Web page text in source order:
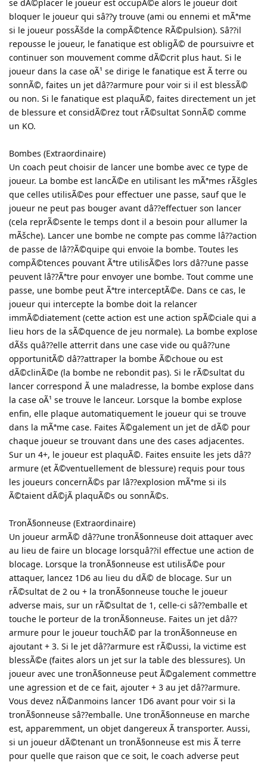
se dÃ©placer le joueur est occupÃ©e alors le joueur doit
bloquer le joueur qui sâ??y trouve (ami ou ennemi et mÃªme
si le joueur possÃšde la compÃ©tence RÃ©pulsion). Sâ??il
repousse le joueur, le fanatique est obligÃ© de poursuivre et
continuer son mouvement comme dÃ©crit plus haut. Si le
joueur dans la case oÃ¹ se dirige le fanatique est Ã terre ou
sonnÃ©, faites un jet dâ??armure pour voir si il est blessÃ©
ou non. Si le fanatique est plaquÃ©, faites directement un jet
de blessure et considÃ©rez tout rÃ©sultat SonnÃ© comme
un KO.
Bombes (Extraordinaire)
Un coach peut choisir de lancer une bombe avec ce type de
joueur. La bombe est lancÃ©e en utilisant les mÃªmes rÃšgles
que celles utilisÃ©es pour effectuer une passe, sauf que le
joueur ne peut pas bouger avant dâ??effectuer son lancer
(cela reprÃ©sente le temps dont il a besoin pour allumer la
mÃšche). Lancer une bombe ne compte pas comme lâ??action
de passe de lâ??Ã©quipe qui envoie la bombe. Toutes les
compÃ©tences pouvant Ãªtre utilisÃ©es lors dâ??une passe
peuvent lâ??Ãªtre pour envoyer une bombe. Tout comme une
passe, une bombe peut Ãªtre interceptÃ©e. Dans ce cas, le
joueur qui intercepte la bombe doit la relancer
immÃ©diatement (cette action est une action spÃ©ciale qui a
lieu hors de la sÃ©quence de jeu normale). La bombe explose
dÃšs quâ??elle atterrit dans une case vide ou quâ??une
opportunitÃ© dâ??attraper la bombe Ã©choue ou est
dÃ©clinÃ©e (la bombe ne rebondit pas). Si le rÃ©sultat du
lancer correspond Ã une maladresse, la bombe explose dans
la case oÃ¹ se trouve le lanceur. Lorsque la bombe explose
enfin, elle plaque automatiquement le joueur qui se trouve
dans la mÃªme case. Faites Ã©galement un jet de dÃ© pour
chaque joueur se trouvant dans une des cases adjacentes.
Sur un 4+, le joueur est plaquÃ©. Faites ensuite les jets dâ??
armure (et Ã©ventuellement de blessure) requis pour tous
les joueurs concernÃ©s par lâ??explosion mÃªme si ils
Ã©taient dÃ©jÃ plaquÃ©s ou sonnÃ©s.
TronÃ§onneuse (Extraordinaire)
Un joueur armÃ© dâ??une tronÃ§onneuse doit attaquer avec
au lieu de faire un blocage lorsquâ??il effectue une action de
blocage. Lorsque la tronÃ§onneuse est utilisÃ©e pour
attaquer, lancez 1D6 au lieu du dÃ© de blocage. Sur un
rÃ©sultat de 2 ou + la tronÃ§onneuse touche le joueur
adverse mais, sur un rÃ©sultat de 1, celle-ci sâ??emballe et
touche le porteur de la tronÃ§onneuse. Faites un jet dâ??
armure pour le joueur touchÃ© par la tronÃ§onneuse en
ajoutant + 3. Si le jet dâ??armure est rÃ©ussi, la victime est
blessÃ©e (faites alors un jet sur la table des blessures). Un
joueur avec une tronÃ§onneuse peut Ã©galement commettre
une agression et de ce fait, ajouter + 3 au jet dâ??armure.
Vous devez nÃ©anmoins lancer 1D6 avant pour voir si la
tronÃ§onneuse sâ??emballe. Une tronÃ§onneuse en marche
est, apparemment, un objet dangereux Ã transporter. Aussi,
si un joueur dÃ©tenant un tronÃ§onneuse est mis Ã terre
pour quelle que raison que ce soit, le coach adverse peut